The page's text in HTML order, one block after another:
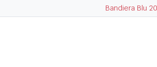
Bandiera Blu